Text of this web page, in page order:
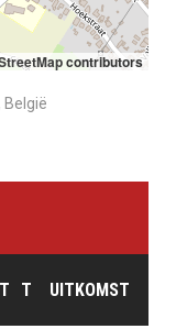
contributors
T UITKOMST